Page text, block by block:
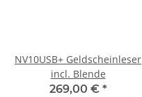
NV10USB+ Geldscheinleser
incl. Blende
269,00 € *